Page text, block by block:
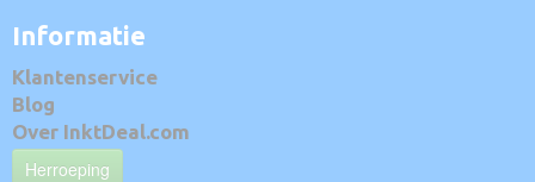
Informatie
Klantenservice
Blog
Over InktDeal.com
Herroeping